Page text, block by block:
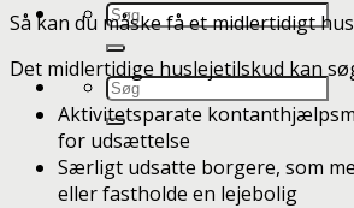
Så kan du måske få et midlertidigt
Det midlertidige huslejetilskud kan
Aktivitetsparate
for udsættelse
Særligt udsatte borgere, som
eller fastholde en lejebolig